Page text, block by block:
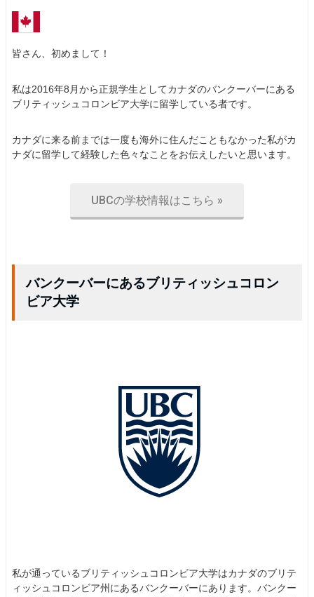
皆さん、初めまして！
私は2016年8月から正規学生としてカナダのバンクーバーにある
ブリティッシュコロンビア大学に留学している者です。
カナダに来る前までは一度も海外に住んだこともなかった私がカ
ナダに留学して経験した色々なことをお伝えしたいと思います。
UBCの学校情報はこちら »
バンクーバーにあるブリティッシュコロン
ビア大学
私が通っているブリティッシュコロンビア大学はカナダのブリテ
ィッシュコロンビア州にあるバンクーバーにあります。バンクー